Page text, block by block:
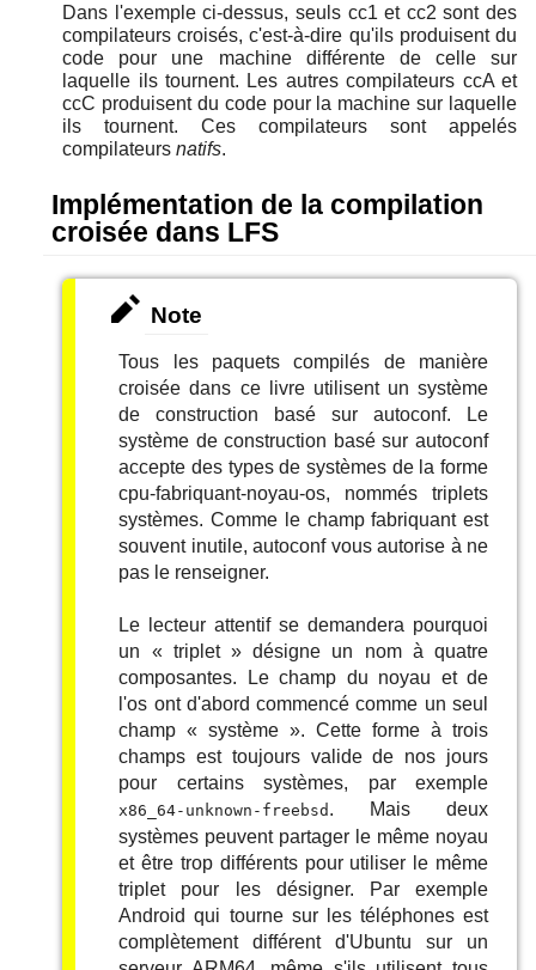
Dans l'exemple ci-dessus, seuls cc1 et cc2 sont des
compilateurs croisés, c'est-à-dire qu'ils produisent du
code pour une machine différente de celle sur
laquelle ils tournent. Les autres compilateurs ccA et
ccC produisent du code pour la machine sur laquelle
ils tournent. Ces compilateurs sont appelés
compilateursnatifs.
Implémentation de la compilation
croisée dans LFS
Note
Tous les paquets compilés de manière
croisée dans ce livre utilisent un système
de construction basé sur autoconf. Le
système de construction basé sur autoconf
accepte des types de systèmes de la forme
cpu-fabriquant-noyau-os, nommés triplets
systèmes. Comme le champ fabriquant est
souvent inutile, autoconf vous autorise à ne
pas le renseigner.
Le lecteur attentif se demandera pourquoi
un « triplet» désigne un nom à quatre
composantes. Le champ du noyau et de
l'os ont d'abord commencé comme un seul
champ«système ». Cette forme à trois
champs est toujours valide de nos jours
pour certains systèmes, par exemple
x86_64-unknown-freebsd . Mais deux
systèmes peuvent partager le même noyau
et être trop différents pour utiliser le même
triplet pour les désigner. Par exemple
Android qui tourne sur les téléphones est
complètement différent d'Ubuntu sur un